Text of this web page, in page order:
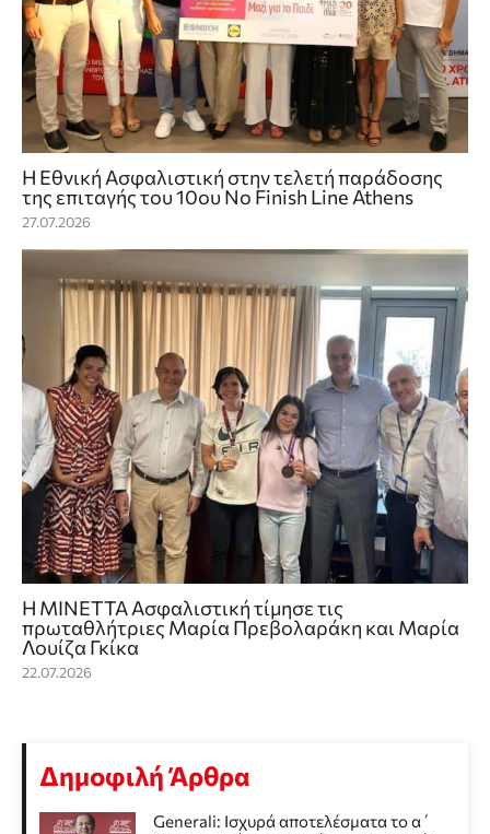
Η Εθνική Ασφαλιστική στην τελετή παράδοσης
της επιταγής του 10ου No Finish Line Athens
27.07.2026
Η ΜΙΝΕΤΤΑ Ασφαλιστική τίμησε τις
πρωταθλήτριες Μαρία Πρεβολαράκη και Μαρία
Λουίζα Γκίκα
22.07.2026
Δημοφιλή Άρθρα
Generali: Ισχυρά αποτελέσματα το α΄